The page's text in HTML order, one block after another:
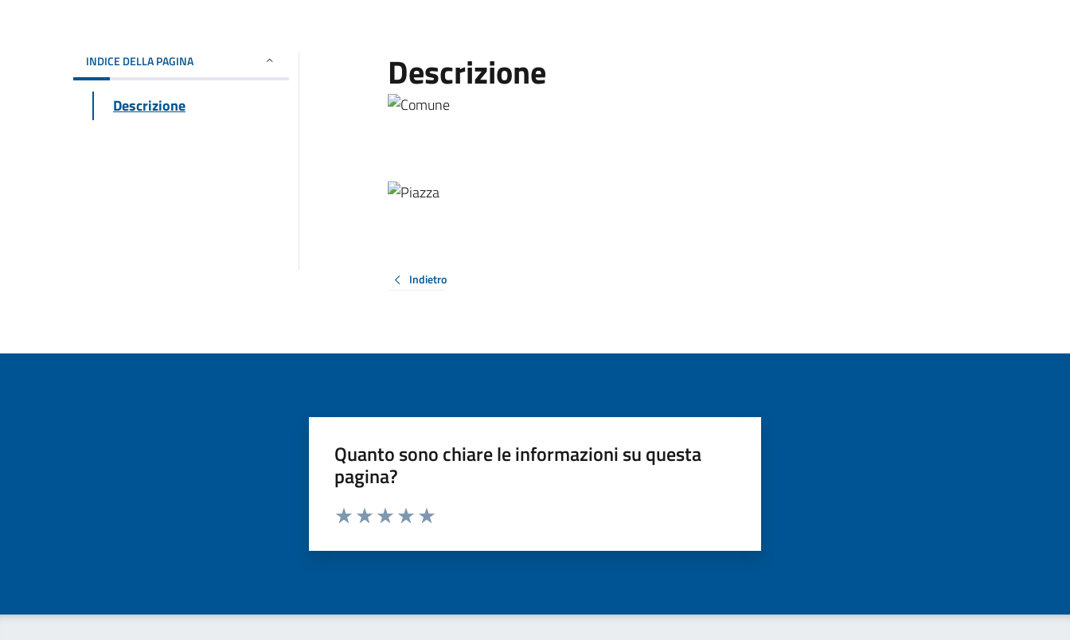
INDICE DELLA PAGINA
Descrizione
Descrizione
Indietro
Quanto sono chiare le informazioni su questa
pagina?
Valuta da 1 a 5 stelle la pagina